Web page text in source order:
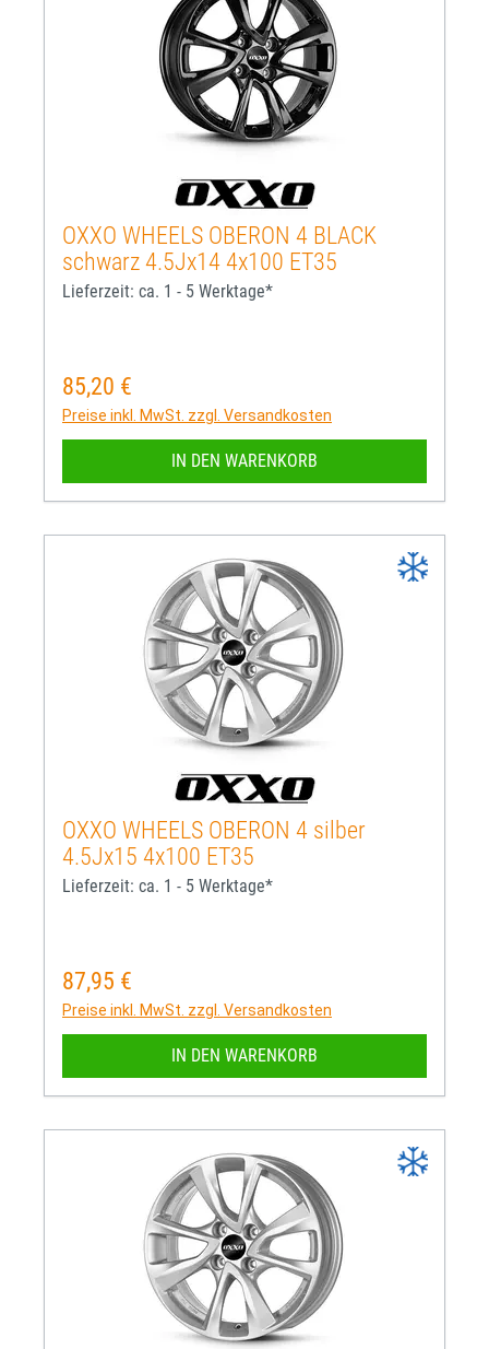
OXXO WHEELS OBERON 4 BLACK
schwarz 4.5Jx14 4x100 ET35
Lieferzeit: ca. 1 - 5 Werktage*
Regulärer Preis:
85,20 €
Preise inkl. MwSt. zzgl. Versandkosten
IN DEN WARENKORB
OXXO WHEELS OBERON 4 silber
4.5Jx15 4x100 ET35
Lieferzeit: ca. 1 - 5 Werktage*
Regulärer Preis:
87,95 €
Preise inkl. MwSt. zzgl. Versandkosten
IN DEN WARENKORB